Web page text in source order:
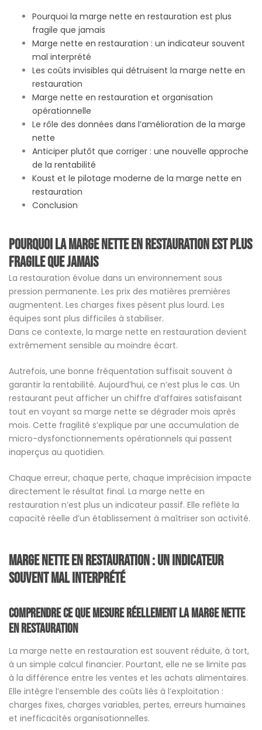
Pourquoi la marge nette en restauration est plus
fragile que jamais
Marge nette en restauration : un indicateur souvent
mal interprété
Les coûts invisibles qui détruisent la marge nette en
restauration
Marge nette en restauration et organisation
opérationnelle
Le rôle des données dans l’amélioration de la marge
nette
Anticiper plutôt que corriger : une nouvelle approche
de la rentabilité
Koust et le pilotage moderne de la marge nette en
restauration
Conclusion
Pourquoi la marge nette en restauration est plus
fragile que jamais
La restauration évolue dans un environnement sous
pression permanente. Les prix des matières premières
augmentent. Les charges fixes pèsent plus lourd. Les
équipes sont plus difficiles à stabiliser.
Dans ce contexte, la marge nette en restauration devient
extrêmement sensible au moindre écart.
Autrefois, une bonne fréquentation suffisait souvent à
garantir la rentabilité. Aujourd’hui, ce n’est plus le cas. Un
restaurant peut afficher un chiffre d’affaires satisfaisant
tout en voyant sa marge nette se dégrader mois après
mois. Cette fragilité s’explique par une accumulation de
micro-dysfonctionnements opérationnels qui passent
inaperçus au quotidien.
Chaque erreur, chaque perte, chaque imprécision impacte
directement le résultat final. La marge nette en
restauration n’est plus un indicateur passif. Elle reflète la
capacité réelle d’un établissement à maîtriser son activité.
Marge nette en restauration : un indicateur
souvent mal interprété
Comprendre ce que mesure réellement la marge nette
en restauration
La marge nette en restauration est souvent réduite, à tort,
à un simple calcul financier. Pourtant, elle ne se limite pas
à la différence entre les ventes et les achats alimentaires.
Elle intègre l’ensemble des coûts liés à l’exploitation :
charges fixes, charges variables, pertes, erreurs humaines
et inefficacités organisationnelles.